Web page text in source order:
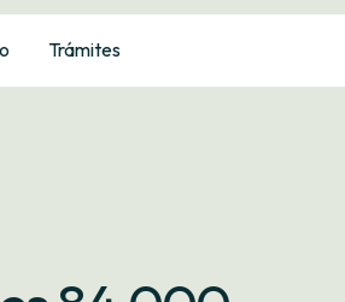
Trámites